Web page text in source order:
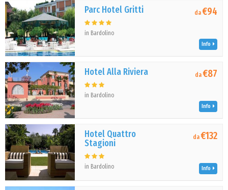
Parc Hotel Gritti
in Bardolino
da€94
Info
Hotel Alla Riviera
in Bardolino
da€87
Info
Hotel Quattro
Stagioni
in Bardolino
da€132
Info